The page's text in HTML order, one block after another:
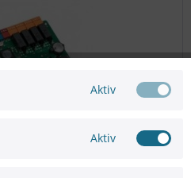
Aktiv
Aktiv